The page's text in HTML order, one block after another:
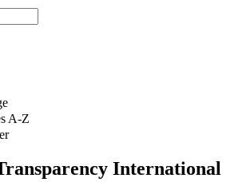
A-Z
International